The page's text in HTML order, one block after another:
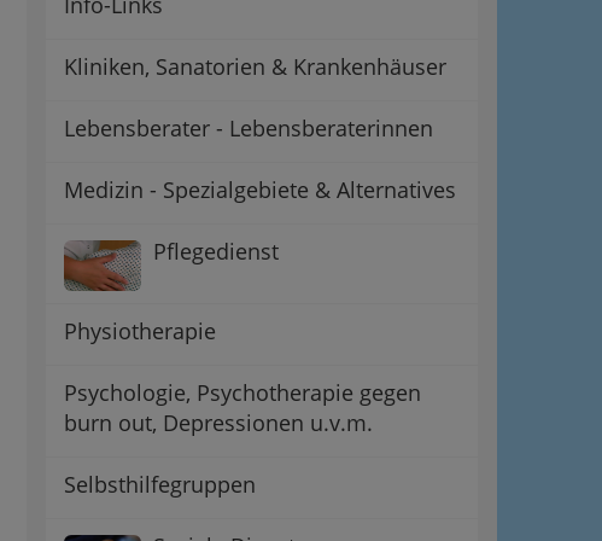
Kliniken, Sanatorien & Krankenhäuser
Lebensberater - Lebensberaterinnen
Medizin - Spezialgebiete & Alternatives
Pflegedienst
Physiotherapie
Psychologie, Psychotherapie gegen
burn out, Depressionen u.v.m.
Selbsthilfegruppen